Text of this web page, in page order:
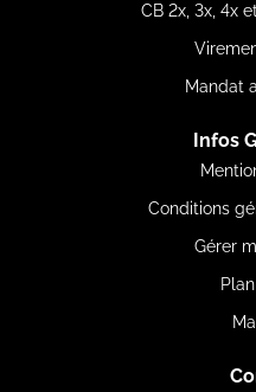
CB 2x, 3x, 4x
Mandat
Infos
Conditions
Gérer